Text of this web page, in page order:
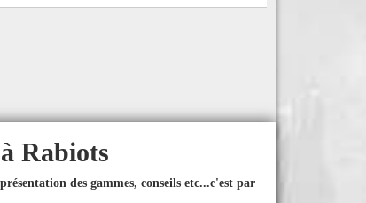
Rabiots
des gammes, conseils etc...c'est par